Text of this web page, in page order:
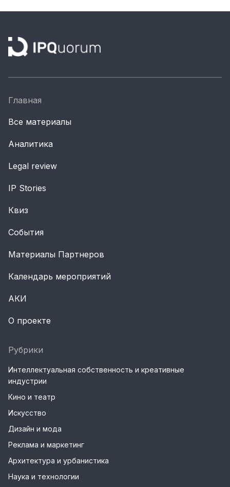
Главная
Все материалы
Аналитика
Legal review
IP Stories
Квиз
События
Материалы Партнеров
Календарь мероприятий
АКИ
О проекте
Рубрики
Интеллектуальная собственность и креативные
индустрии
Кино и театр
Искусство
Дизайн и мода
Реклама и маркетинг
Архитектура и урбанистика
Наука и технологии